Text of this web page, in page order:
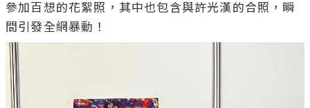
參加百想的花絮照，其中也包含與許光漢的合照，瞬